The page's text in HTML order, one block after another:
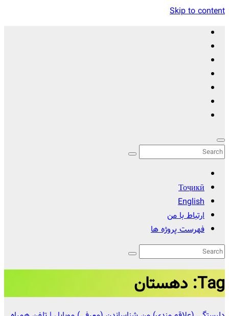
Skip to content
Тоҷикӣ
English
ارتباط با من
فهرست پروژه ها
Tag: دهستان